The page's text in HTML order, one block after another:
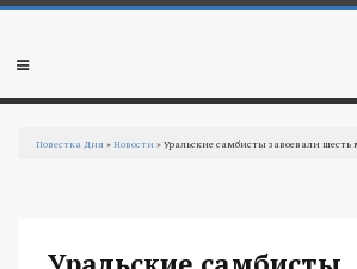
Перейти к основному содержанию
Мобильное
Повестка Дня »Новости » Уральские самбисты завоевали шесть